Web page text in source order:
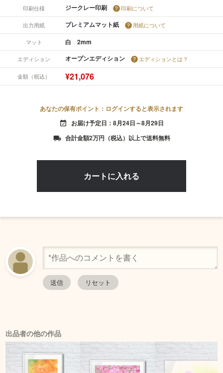
印刷仕様 ジークレー印刷 印刷について
出力用紙 プレミアムマット紙 用紙について
マット 白 2mm
エディション オープンエディション エディションとは？
金額（税込） ¥21,076
あなたの保有ポイント：ログインすると表示されます
event_available お届け予定日：8月24日～8月29日
local_shipping 合計金額2万円（税込）以上で送料無料
出品者の他の作品